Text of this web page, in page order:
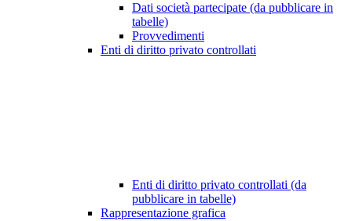
Dati società partecipate (da pubblicare in
tabelle)
Provvedimenti
Enti di diritto privato controllati
Enti di diritto privato controllati (da
pubblicare in tabelle)
Rappresentazione grafica